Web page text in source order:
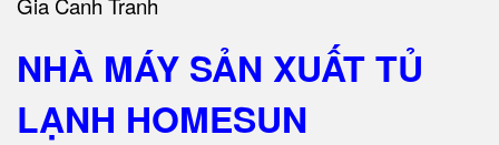
NHÀ MÁY SẢN XUẤT TỦ
LẠNH HOMESUN